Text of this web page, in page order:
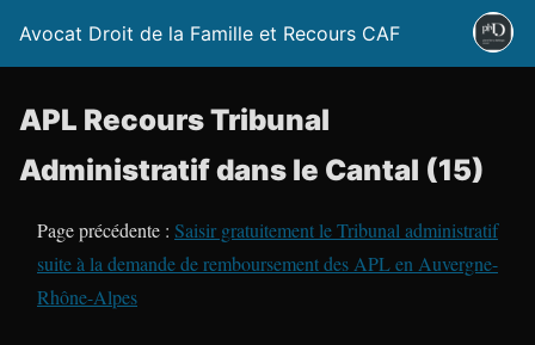
Avocat Droit de la Famille et Recours CAF
APL Recours Tribunal
Administratif dans le Cantal (15)
Page précédente : Saisir gratuitement le Tribunal administratif
suite à la demande de remboursement des APL en Auvergne-
Rhône-Alpes